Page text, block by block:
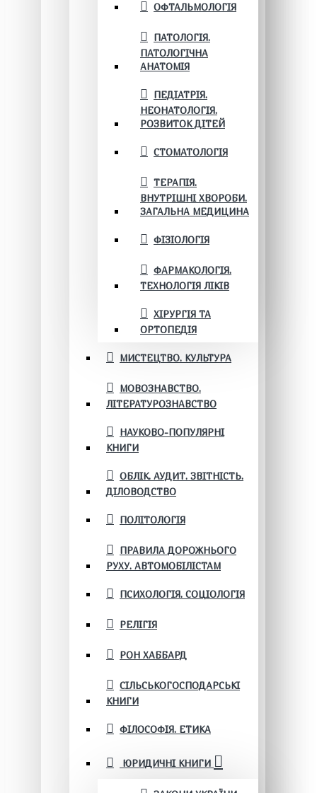
ОФТАЛЬМОЛОГІЯ
ПАТОЛОГІЯ.
ПАТОЛОГІЧНА
АНАТОМІЯ
ПЕДІАТРІЯ.
НЕОНАТОЛОГІЯ.
РОЗВИТОК ДІТЕЙ
СТОМАТОЛОГІЯ
ТЕРАПІЯ.
ВНУТРІШНІ ХВОРОБИ.
ЗАГАЛЬНА МЕДИЦИНА
ФІЗІОЛОГІЯ
ФАРМАКОЛОГІЯ.
ТЕХНОЛОГІЯ ЛІКІВ
ХІРУРГІЯ ТА
ОРТОПЕДІЯ
МИСТЕЦТВО. КУЛЬТУРА
МОВОЗНАВСТВО.
ЛІТЕРАТУРОЗНАВСТВО
НАУКОВО-ПОПУЛЯРНІ
КНИГИ
ОБЛІК. АУДИТ. ЗВІТНІСТЬ.
ДІЛОВОДСТВО
ПОЛІТОЛОГІЯ
ПРАВИЛА ДОРОЖНЬОГО
РУХУ. АВТОМОБІЛІСТАМ
ПСИХОЛОГІЯ. СОЦІОЛОГІЯ
РЕЛІГІЯ
РОН ХАББАРД
СІЛЬСЬКОГОСПОДАРСЬКІ
КНИГИ
ФІЛОСОФІЯ. ЕТИКА
ЮРИДИЧНІ КНИГИ